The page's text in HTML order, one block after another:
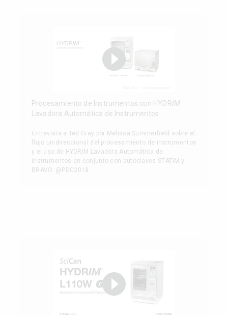
Procesamiento de Instrumentos con HYDRIM
Lavadora Automática de Instrumentos
Entrevista a Ted Gray por Melissa Summerfield sobre el
flujo unidireccional del procesamiento de instrumentos
y el uso de HYDRIM Lavadora Automática de
Instrumentos en conjunto con autoclaves STATIM y
BRAVO. @PDC2018.